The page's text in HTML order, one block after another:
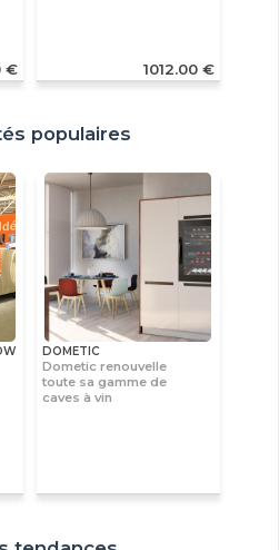
€ 1012.00 €
populaires
DOMETIC
Dometic renouvelle
toute sa gamme de
caves à vin